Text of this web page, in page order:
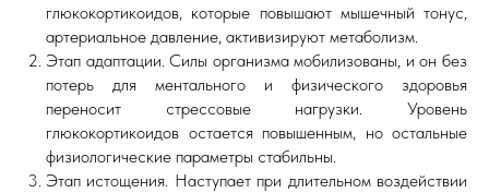
глюкокортикоидов, которые повышают мышечный тонус,
артериальное давление, активизируют метаболизм.
Этап адаптации. Силы организма мобилизованы, и он без
потерь для ментального и физического здоровья
переносит стрессовые нагрузки. Уровень
глюкокортикоидов остается повышенным, но остальные
физиологические параметры стабильны.
Этап истощения. Наступает при длительном воздействии